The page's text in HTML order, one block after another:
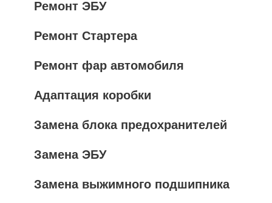
Ремонт ЭБУ
Ремонт Стартера
Ремонт фар автомобиля
Адаптация коробки
Замена блока предохранителей
Замена ЭБУ
Замена выжимного подшипника